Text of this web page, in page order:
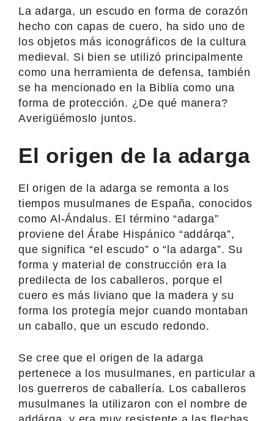
La adarga, un escudo en forma de corazón
hecho con capas de cuero, ha sido uno de
los objetos más iconográficos de la cultura
medieval. Si bien se utilizó principalmente
como una herramienta de defensa, también
se ha mencionado en la Biblia como una
forma de protección. ¿De qué manera?
Averigüémoslo juntos.
El origen de la adarga
El origen de la adarga se remonta a los
tiempos musulmanes de España, conocidos
como Al-Ándalus. El término “adarga”
proviene del Árabe Hispánico “addárqa”,
que significa “el escudo” o “la adarga”. Su
forma y material de construcción era la
predilecta de los caballeros, porque el
cuero es más liviano que la madera y su
forma los protegía mejor cuando montaban
un caballo, que un escudo redondo.
Se cree que el origen de la adarga
pertenece a los musulmanes, en particular a
los guerreros de caballería. Los caballeros
musulmanes la utilizaron con el nombre de